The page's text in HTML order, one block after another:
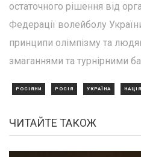
остаточного рішення від
Федерації волейболу
принципи олімпізму та
змаганнями та турнірними
РОСІЯНИ РОСІЯ УКРАЇНА НАЦІЯ
ЧИТАЙТЕ ТАКОЖ